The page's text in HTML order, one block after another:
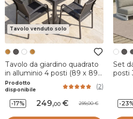
Tavolo venduto solo
Tavolo da giardino quadrato
in alluminio 4 posti (89 x 89
cm) Murano Grigio antracite
ed effetto legno
Prodotto
disponibile
(2)
-17% 249,00 299,00
Set
posti
-